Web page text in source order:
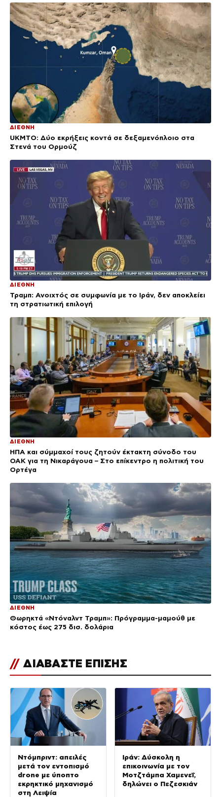
ΔΙΕΘΝΗ
UKMTO: Δύο εκρήξεις κοντά σε δεξαμενόπλοιο στα
Στενά του Ορμούζ
ΔΙΕΘΝΗ
Τραμπ: Ανοιχτός σε συμφωνία με το Ιράν, δεν αποκλείει
τη στρατιωτική επιλογή
ΔΙΕΘΝΗ
ΗΠΑ και σύμμαχοί τους ζητούν έκτακτη σύνοδο του
ΟΑΚ για τη Νικαράγουα – Στο επίκεντρο η πολιτική του
Ορτέγα
ΔΙΕΘΝΗ
Θωρηκτά «Ντόναλντ Τραμπ»: Πρόγραμμα-μαμούθ με
κόστος έως 275 δισ. δολάρια
// ΔΙΑΒΑΣΤΕ ΕΠΙΣΗΣ
Ντόμπριντ: απειλές
μετά τον εντοπισμό
drone με ύποπτο
εκρηκτικό μηχανισμό
στη Λειψία
Ιράν: Δύσκολη η
επικοινωνία με τον
Μοτζτάμπα Χαμενεΐ,
δηλώνει ο Πεζεσκιάν